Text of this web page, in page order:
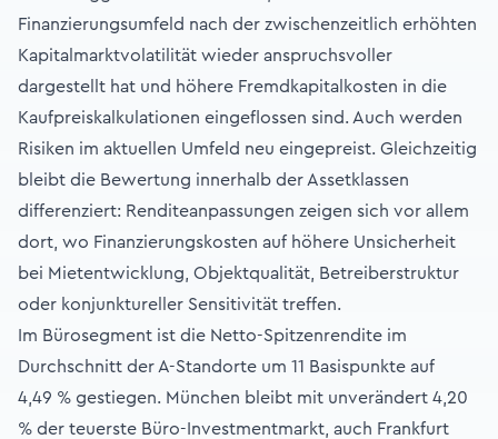
Finanzierungsumfeld nach der zwischenzeitlich erhöhten
Kapitalmarktvolatilität wieder anspruchsvoller
dargestellt hat und höhere Fremdkapitalkosten in die
Kaufpreiskalkulationen eingeflossen sind. Auch werden
Risiken im aktuellen Umfeld neu eingepreist. Gleichzeitig
bleibt die Bewertung innerhalb der Assetklassen
differenziert: Renditeanpassungen zeigen sich vor allem
dort, wo Finanzierungskosten auf höhere Unsicherheit
bei Mietentwicklung, Objektqualität, Betreiberstruktur
oder konjunktureller Sensitivität treffen.
Im Bürosegment ist die Netto-Spitzenrendite im
Durchschnitt der A-Standorte um 11 Basispunkte auf
4,49 % gestiegen. München bleibt mit unverändert 4,20
% der teuerste Büro-Investmentmarkt, auch Frankfurt